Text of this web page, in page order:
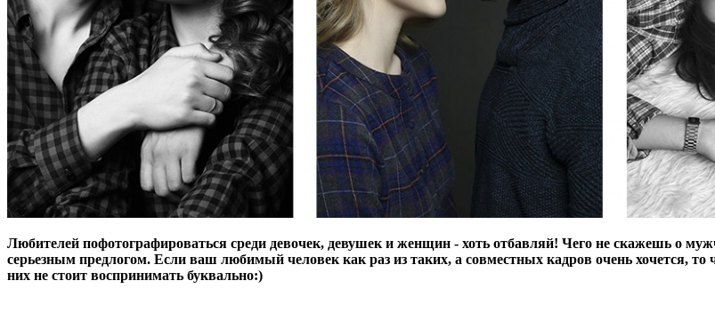
Любителей пофотографироваться среди девочек, девушек и женщин - хоть отбавляй! Чего не скажешь о
серьезным предлогом. Если ваш любимый человек как раз из таких, а совместных кадров очень хочется,
них не стоит воспринимать буквально:)